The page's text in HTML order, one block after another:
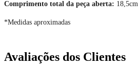
Comprimento total da peça aberta: 18,5cm
*Medidas aproximadas
Avaliações dos Clientes